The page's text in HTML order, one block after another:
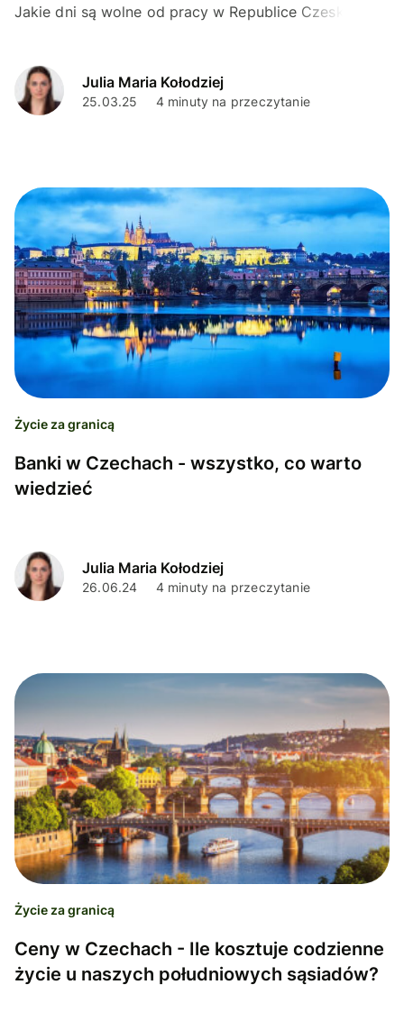
Jakie dni są wolne od pracy w Republice Czeskiej?
Julia Maria Kołodziej
25.03.25 4 minuty na przeczytanie
Życie za granicą
Banki w Czechach - wszystko, co warto
wiedzieć
Julia Maria Kołodziej
26.06.24 4 minuty na przeczytanie
Życie za granicą
Ceny w Czechach - Ile kosztuje codzienne
życie u naszych południowych sąsiadów?